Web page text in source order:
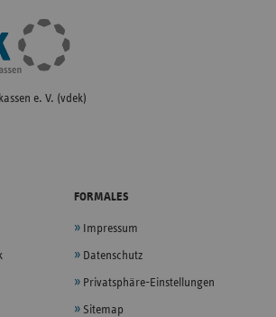
e. V. (vdek)
FORMALES
Impressum
Datenschutz
Privatsphäre-Einstellungen
Sitemap